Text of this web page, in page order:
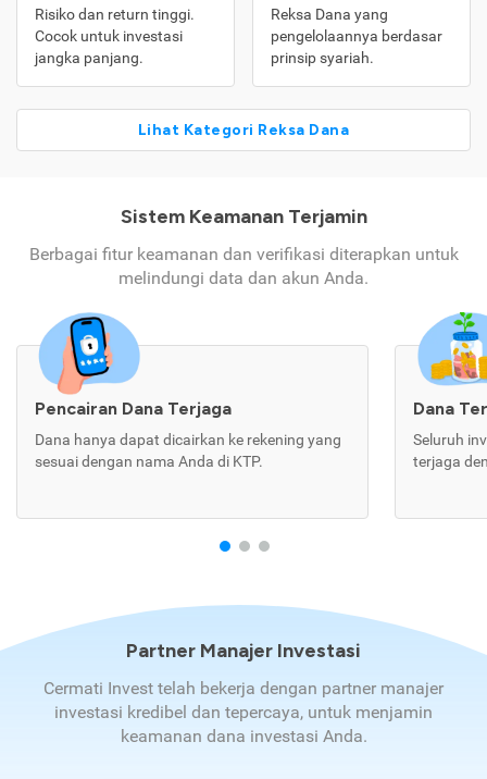
Risiko dan return tinggi.
Cocok untuk investasi
jangka panjang.
Reksa Dana yang
pengelolaannya berdasar
prinsip syariah.
Lihat Kategori Reksa Dana
Sistem Keamanan Terjamin
Berbagai fitur keamanan dan verifikasi diterapkan untuk
melindungi data dan akun Anda.
Pencairan Dana Terjaga
Dana hanya dapat dicairkan ke rekening yang
sesuai dengan nama Anda di KTP.
Dana
Seluruh
terjaga
Partner Manajer Investasi
Cermati Invest telah bekerja dengan partner manajer
investasi kredibel dan tepercaya, untuk menjamin
keamanan dana investasi Anda.